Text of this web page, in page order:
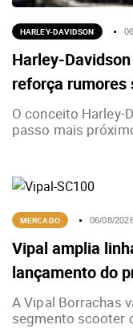
HARLEY-DAVIDSON
Harley-
reforça rumores
O conceito Harley-
passo mais
MERCADO 06/08/
Vipal amplia
lançamento do
A Vipal Borrachas
segmento scooter